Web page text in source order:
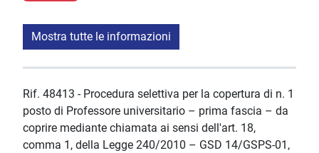
Mostra tutte le informazioni
Rif. 48413 - Procedura selettiva per la copertura di n. 1
posto di Professore universitario – prima fascia – da
coprire mediante chiamata ai sensi dell'art. 18,
comma 1, della Legge 240/2010 – GSD 14/GSPS-01,